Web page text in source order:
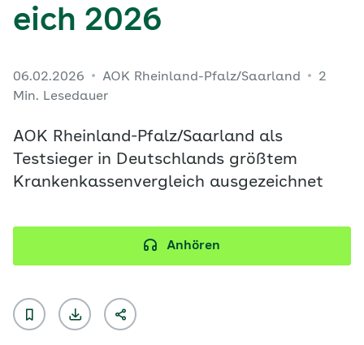
eich 2026
06.02.2026 AOK Rheinland-Pfalz/Saarland
2
Min. Lesedauer
AOK Rheinland-Pfalz/Saarland als
Testsieger in Deutschlands größtem
Krankenkassenvergleich ausgezeichnet
Anhören